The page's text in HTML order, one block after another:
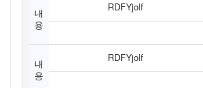
내
용
RDFYjolf
내
용
RDFYjolf